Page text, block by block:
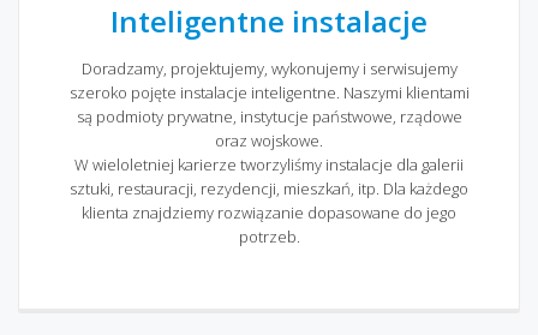
Inteligentne instalacje
Doradzamy, projektujemy, wykonujemy i serwisujemy
szeroko pojęte instalacje inteligentne. Naszymi klientami
są podmioty prywatne, instytucje państwowe, rządowe
oraz wojskowe.
W wieloletniej karierze tworzyliśmy instalacje dla galerii
sztuki, restauracji, rezydencji, mieszkań, itp. Dla każdego
klienta znajdziemy rozwiązanie dopasowane do jego
potrzeb.